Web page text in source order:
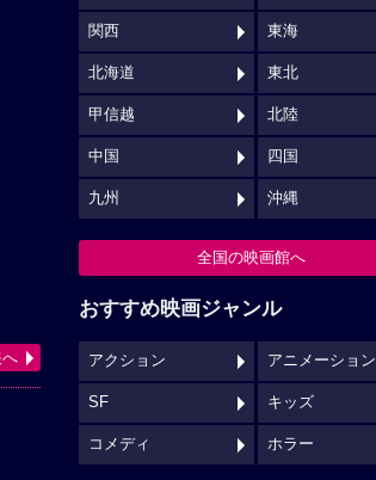
関西 東海
北海道 東北
甲信越 北陸
中国 四国
九州 沖縄
全国の映画館へ
おすすめ映画ジャンル
アクション アニメーション
SF キッズ
コメディ ホラー